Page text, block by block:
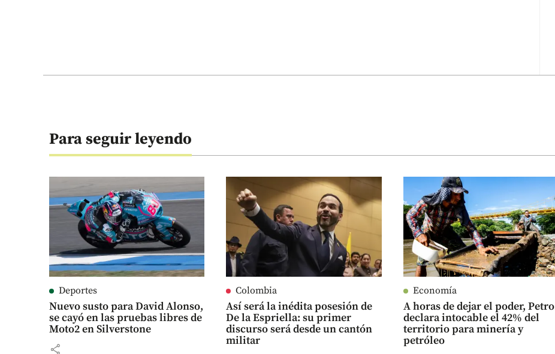
Para seguir leyendo
Deportes
Nuevo susto para David Alonso,
se cayó en las pruebas libres de
Moto2 en Silverstone
share
Colombia
Así será la inédita posesión de
De la Espriella: su primer
discurso será desde un cantón
militar
Economía
A horas de dejar el poder, Petro
declara intocable el 42% del
territorio para minería y
petróleo